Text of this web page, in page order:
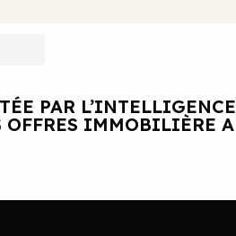
PAR
OFFRES IMMOBILIÈRE